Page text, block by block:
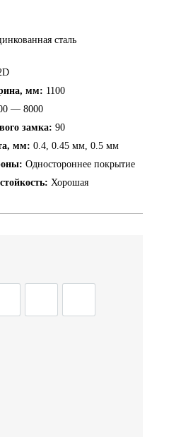
сталь
мм: 1100
— 8000
замка: 90
мм: 0.4, 0.45 мм, 0.5 мм
Одностороннее покрытие
Хорошая